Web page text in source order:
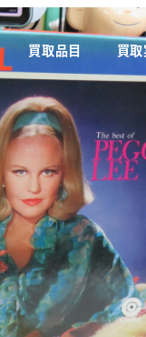
買取品目 買